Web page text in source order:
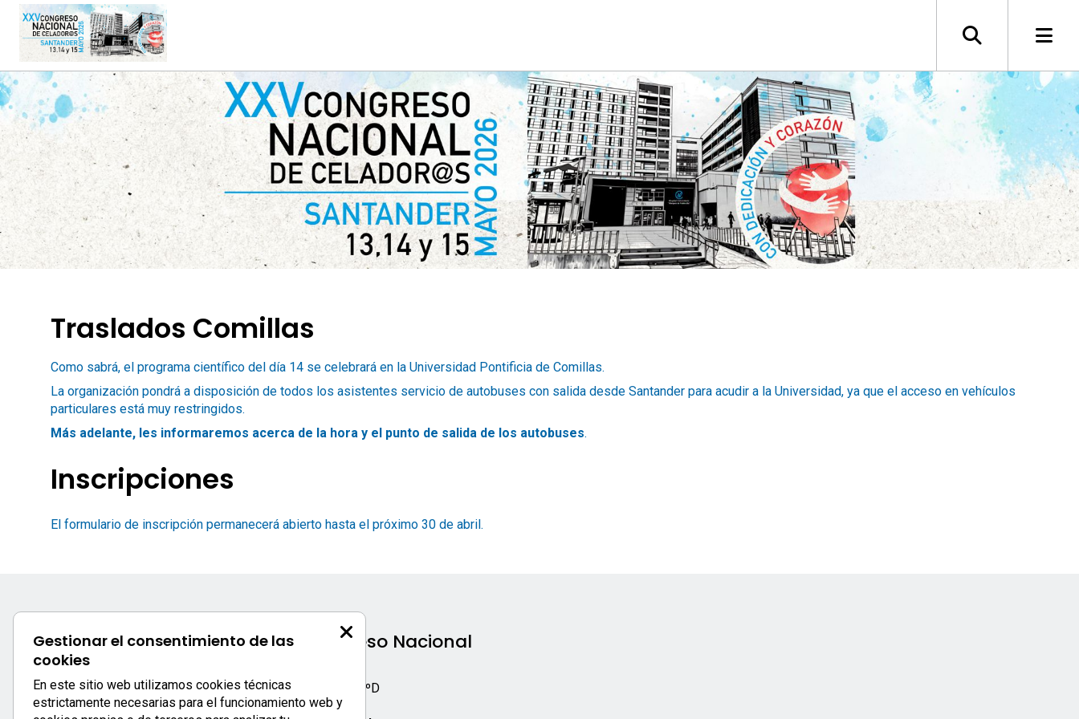
Traslados Comillas
Como sabrá, el programa científico del día 14 se celebrará en la Universidad Pontificia de Comillas.
La organización pondrá a disposición de todos los asistentes servicio de autobuses con salida desde Santander para acudir a la Universidad, ya que el acceso en vehículos
particulares está muy restringidos.
Más adelante, les informaremos acerca de la hora y el punto de salida de los autobuses.
Inscripciones
El formulario de inscripción permanecerá abierto hasta el próximo 30 de abril.
Gestionar el consentimiento de las
cookies
En este sitio web utilizamos cookies técnicas
estrictamente necesarias para el funcionamiento web y
25 Congreso Nacional
Calle Uría, 76 - 3ºD
33003 - Oviedo